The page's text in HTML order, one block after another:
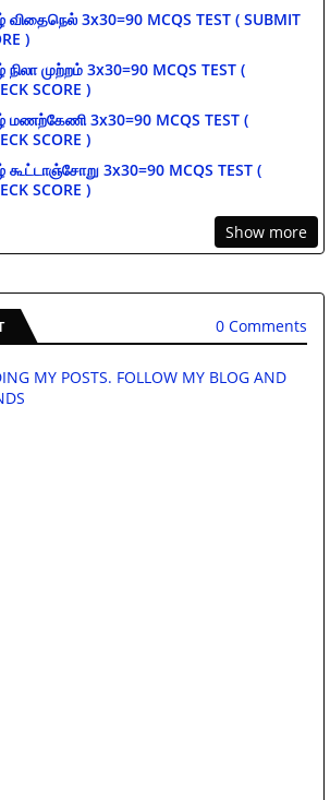
விதைநெல் 3x30=90 MCQS TEST ( SUBMIT
)
நிலா முற்றம் 3x30=90 MCQS TEST (
SCORE )
மணற்கேணி 3x30=90 MCQS TEST (
SCORE )
கூட்டாஞ்சோறு 3x30=90 MCQS TEST (
SCORE )
Show more
0 Comments
MY POSTS. FOLLOW MY BLOG AND